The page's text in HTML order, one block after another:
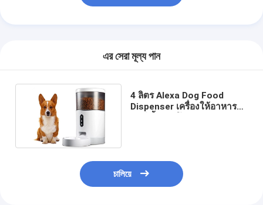
এর সেরা মূল্য পান
4 ลิตร Alexa Dog Food
Dispenser เครื่องให้อาหาร
চালিয়ে